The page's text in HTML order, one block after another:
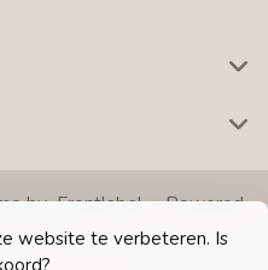
website te verbeteren. Is
byFrontlabel- Powered